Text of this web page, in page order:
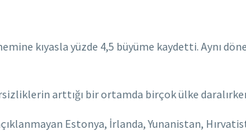
kıyasla yüzde 4,5 büyüme kaydetti. Aynı
arttığı bir ortamda birçok ülke
Estonya, İrlanda, Yunanistan,